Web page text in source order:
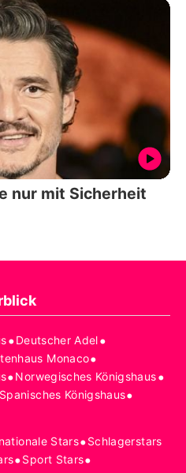
nur mit Sicherheit
•Deutscher Adel•
Monaco•
•Norwegisches Königshaus•
Spanisches Königshaus•
Stars•Schlagerstars
•Sport Stars•